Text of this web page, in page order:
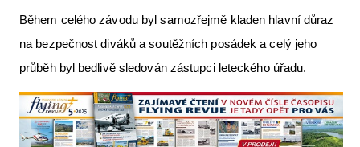
Během celého závodu byl samozřejmě kladen hlavní důraz
na bezpečnost diváků a soutěžních posádek a celý jeho
průběh byl bedlivě sledován zástupci leteckého úřadu.